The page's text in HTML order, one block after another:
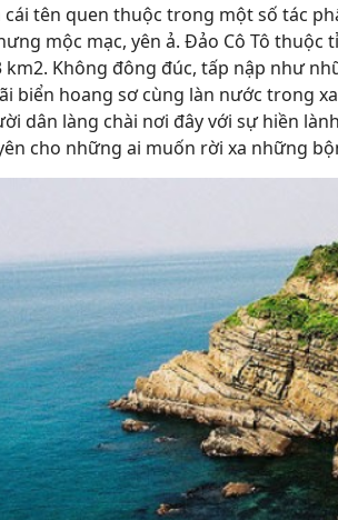
cái tên quen thuộc trong một số tác
mộc mạc, yên ả. Đảo Cô Tô
km2. Không đông đúc, tấp nập như
biển hoang sơ cùng làn nước trong
dân làng chài nơi đây với sự hiền
cho những ai muốn rời xa những